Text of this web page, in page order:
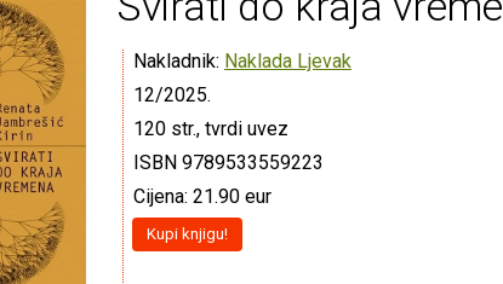
Nakladnik: Naklada Ljevak
12/2025.
120 str., tvrdi uvez
ISBN 9789533559223
Cijena: 21.90 eur
Kupi knjigu!